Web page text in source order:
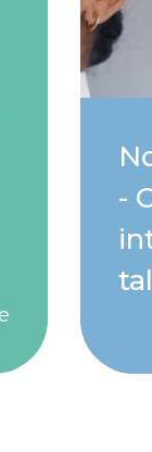
-